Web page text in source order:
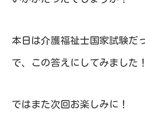
本日は介護福祉士国家試験だ
で、この答えにしてみました！
ではまた次回お楽しみに！